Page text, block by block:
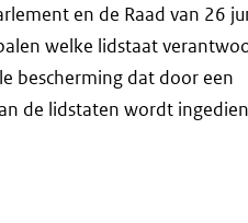
en de Raad van 26
welke lidstaat
bescherming dat door een
de lidstaten wordt